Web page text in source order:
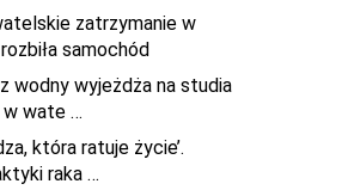
zatrzymanie w
samochód
wodny wyjeżdża na studia
w wate …
która ratuje życie’.
raka …